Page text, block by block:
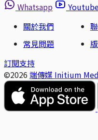
Whatsapp
關於我們
常見問題
訂閱支持
©2026 端傳媒 Initium